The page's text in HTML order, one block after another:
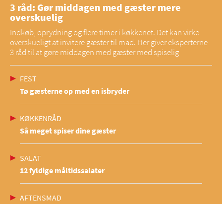
3 råd: Gør middagen med gæster mere
overskuelig
Indkøb, oprydning og flere timer i køkkenet. Det kan virke
overskueligt at invitere gæster til mad. Her giver eksperterne
3 råd til at gøre middagen med gæster med spiselig
FEST
Tø gæsterne op med en isbryder
KØKKENRÅD
Så meget spiser dine gæster
SALAT
12 fyldige måltidssalater
AFTENSMAD